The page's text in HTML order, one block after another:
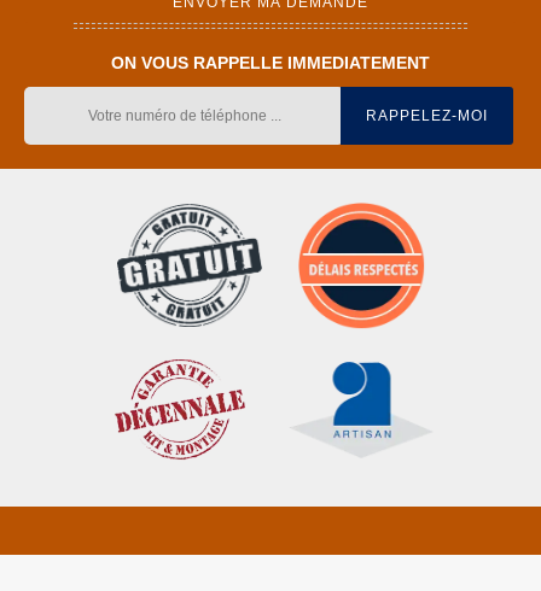
ON VOUS RAPPELLE IMMEDIATEMENT